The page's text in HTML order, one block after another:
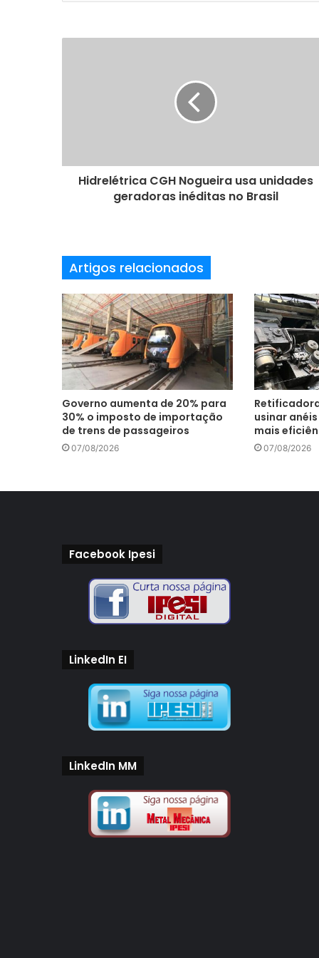
e
o
i
l
Hidrelétrica CGH Nogueira usa unidades
geradoras inéditas no Brasil
Artigos relacionados
Governo aumenta de 20% para
30% o imposto de importação
de trens de passageiros
07/08/2026
usinar
mais
07/08/2026
Facebook Ipesi
LinkedIn EI
LinkedIn MM